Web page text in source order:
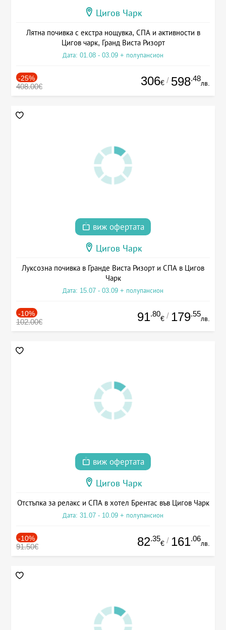
Цигов Чарк
Лятна почивка с екстра нощувка, СПА и активности в
Цигов чарк, Гранд Виста Ризорт
Дата: 01.08 - 03.09 + полупансион
-25%
408.00€ 306€ / 598.48
лв.
виж офертата
Цигов Чарк
Луксозна почивка в Гранде Виста Ризорт и СПА в Цигов
Чарк
Дата: 15.07 - 03.09 + полупансион
-10%
102.00€ 91.80
€ / 179.55
лв.
виж офертата
Цигов Чарк
Отстъпка за релакс и СПА в хотел Брентас във Цигов Чарк
Дата: 31.07 - 10.09 + полупансион
-10%
91.50€ 82.35
€ / 161.06
лв.